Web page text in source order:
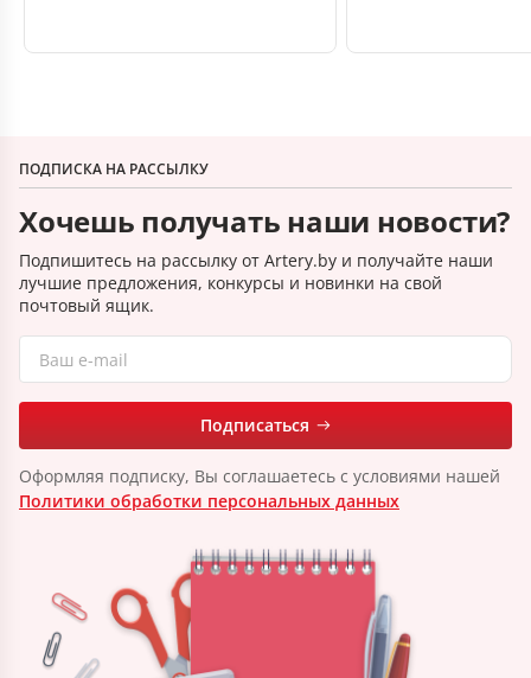
ПОДПИСКА НА РАССЫЛКУ
Хочешь получать наши новости?
Подпишитесь на рассылку от Artery.by и получайте наши
лучшие предложения, конкурсы и новинки на свой
почтовый ящик.
Подписаться
Оформляя подписку, Вы соглашаетесь с условиями нашей
Политики обработки персональных данных